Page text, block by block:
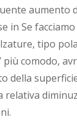
aumento
in Se
tipo
più comodo,
della
relativa